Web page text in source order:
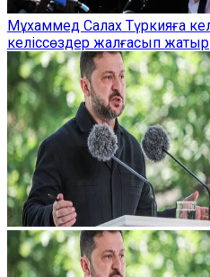
Мұхаммед Салах Түркияға
келіссөздер жалғасып жатыр